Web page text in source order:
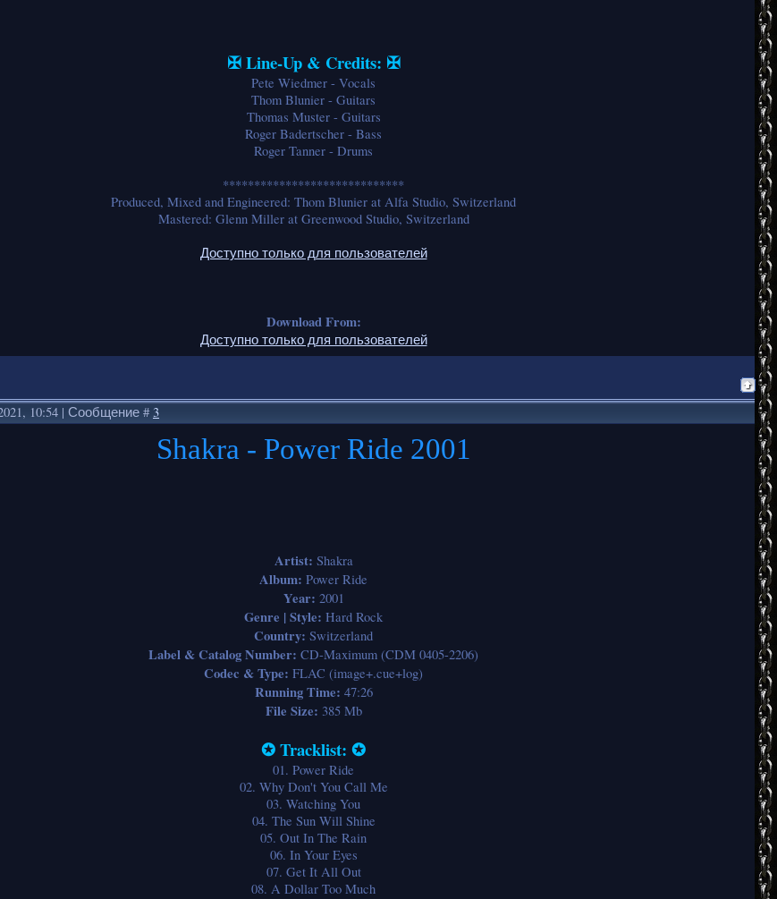
✠ Line-Up & Credits: ✠
Pete Wiedmer - Vocals
Thom Blunier - Guitars
Thomas Muster - Guitars
Roger Badertscher - Bass
Roger Tanner - Drums
*****************************
Produced, Mixed and Engineered: Thom Blunier at Alfa Studio, Switzerland
Mastered: Glenn Miller at Greenwood Studio, Switzerland
Доступно только для пользователей
Download From:
Доступно только для пользователей
10:54 | Сообщение # 3
Shakra - Power Ride 2001
Artist: Shakra
Album: Power Ride
Year: 2001
Genre | Style: Hard Rock
Country: Switzerland
Label & Catalog Number: CD-Maximum (CDM 0405-2206)
Codec & Type: FLAC (image+.cue+log)
Running Time: 47:26
File Size: 385 Mb
✪ Tracklist: ✪
01. Power Ride
02. Why Don't You Call Me
03. Watching You
04. The Sun Will Shine
05. Out In The Rain
06. In Your Eyes
07. Get It All Out
08. A Dollar Too Much